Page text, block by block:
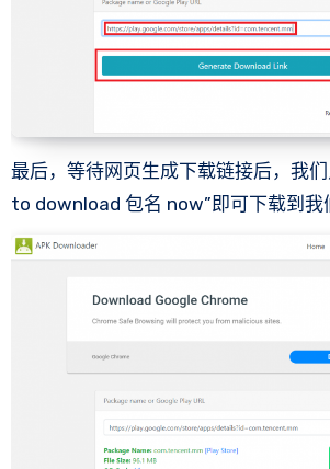
最后，等待网页生成下载链接后，我
to download 包名 now”即可下载到我